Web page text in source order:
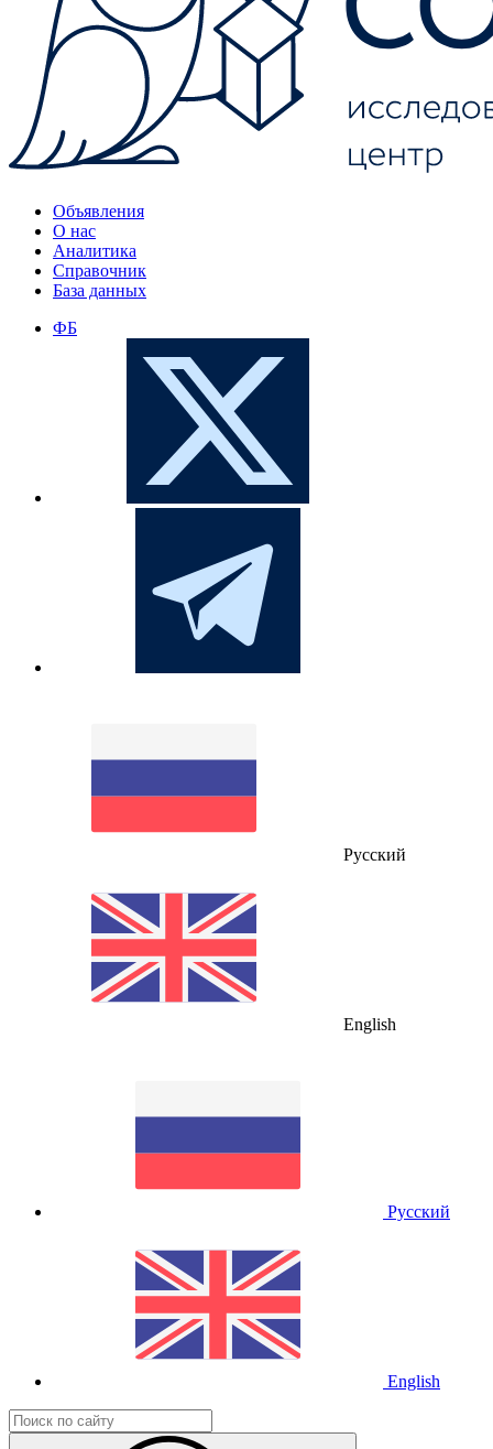
Объявления
О нас
Аналитика
Справочник
База данных
ФБ
Русский
English
Русский
English